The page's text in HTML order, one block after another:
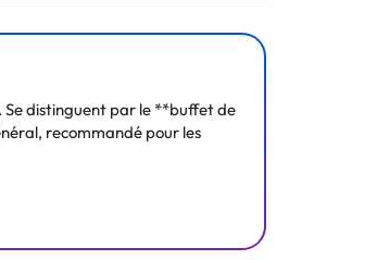
distinguent par le **buffet de
recommandé pour les